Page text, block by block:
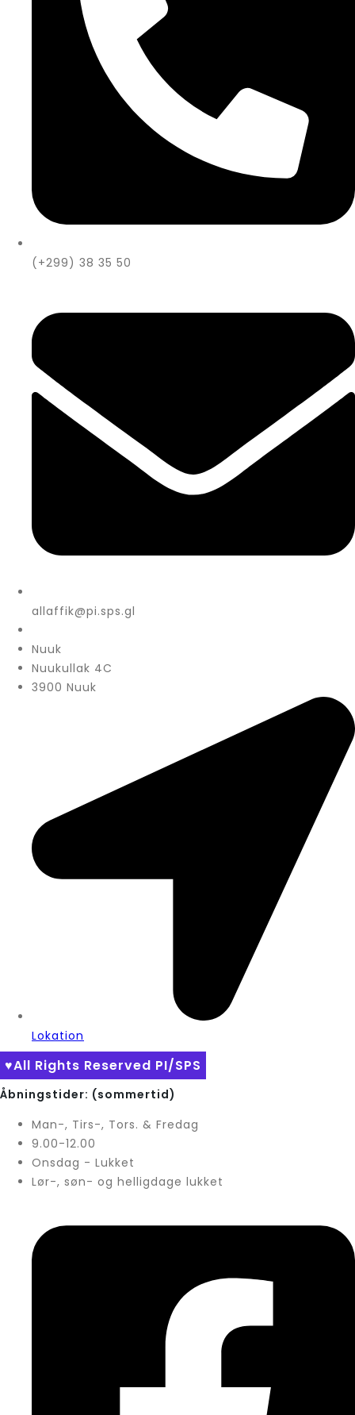
(+299) 38 35 50
allaffik@pi.sps.gl
Nuuk
Nuukullak 4C
3900 Nuuk
Lokation
♥All Rights Reserved PI/SPS
Åbningstider: (sommertid)
Man-, Tirs-, Tors. & Fredag
9.00-12.00
Onsdag - Lukket
Lør-, søn- og helligdage lukket